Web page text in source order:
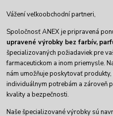
Vážení veľkoobchodní partneri,
Spoločnosť ANEX je pripravená
upravené výrobky bez farbív,
špecializovaných požiadaviek pre
farmaceutickom a inom priemysle.
nám umožňuje poskytovať
individuálnym potrebám a zároveň
kvality a bezpečnosti.
Naše špecializované výrobky sú